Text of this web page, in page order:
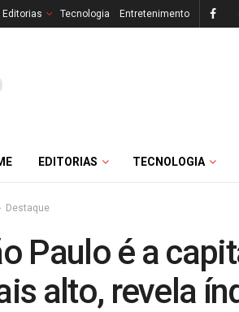
Editorias Tecnologia Entretenimento
EDITORIAS TECNOLOGIA
Destaque
Paulo é a
alto, revela